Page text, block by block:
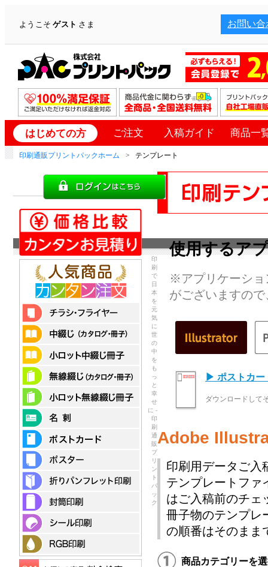
ようこそゲスト さま お問い合
はじめての方 ご注文 入稿ガイド 商品一
印刷通販プリントパックホーム テンプレート
使用するア
※アプリケーショ
がございますの
▶ ポストカー
ダウンロードして
Adobe
印刷用データご入
テンプレートファ
はご入稿前のチェ
冊子物のテンプレ
の順番はそのまま
商品カテゴリーを
印
刷
で
日
本
を
元
気
に
世
の
中
を
も
っ
と
幸
せ
に -
印
刷
通
販
プ
リ
ン
ト
パ
ッ
ク